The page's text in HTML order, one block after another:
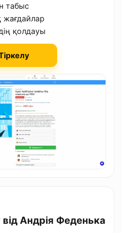
табыс
жағдайлар
қолдауы
від Андрія Феденька